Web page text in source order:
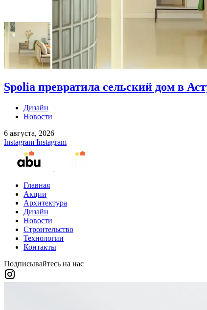
Spolia превратила сельский дом в
Дизайн
Новости
6 августа, 2026
Instagram Instagram
Главная
Акции
Архитектура
Дизайн
Новости
Строительство
Технологии
Контакты
Подписывайтесь на нас